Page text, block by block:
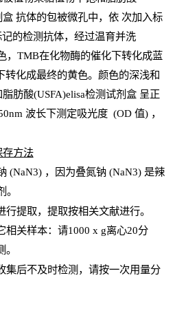
盒抗体的包被微孔中，依 次加入标
的检测抗体，经过温育并洗
， TMB在化物酶的催化下转化成蓝
转化成最终的黄色。颜色的深浅和
肪酸(USFA)elisa检测试剂盒呈正
nm 波长下测定吸光度 (OD 值) ，
存方法
(NaN3) ，因为叠氮钠 (NaN3) 是辣
。
行提取，提取按相关文献进行。
相关样本：请1000 x g离心20分
集后不及时检测，请按一次用量分